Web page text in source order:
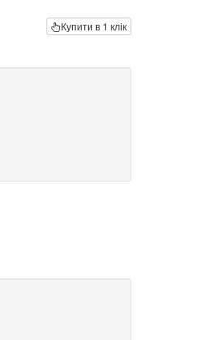
Купити в 1 клік